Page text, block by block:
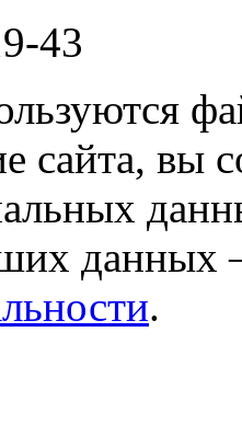
43
сайта, вы
данных
.